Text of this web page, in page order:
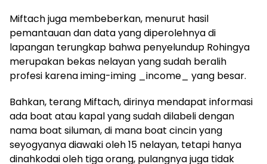
Miftach juga membeberkan, menurut hasil
pemantauan dan data yang diperolehnya di
lapangan terungkap bahwa penyelundup Rohingya
merupakan bekas nelayan yang sudah beralih
profesi karena iming-iming _income_ yang besar.
Bahkan, terang Miftach, dirinya mendapat informasi
ada boat atau kapal yang sudah dilabeli dengan
nama boat siluman, di mana boat cincin yang
seyogyanya diawaki oleh 15 nelayan, tetapi hanya
dinahkodai oleh tiga orang, pulangnya juga tidak